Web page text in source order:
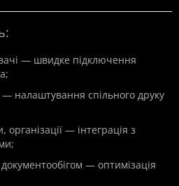
— швидке підключення
— налаштування спільного друку
організації — інтеграція з
— оптимізація